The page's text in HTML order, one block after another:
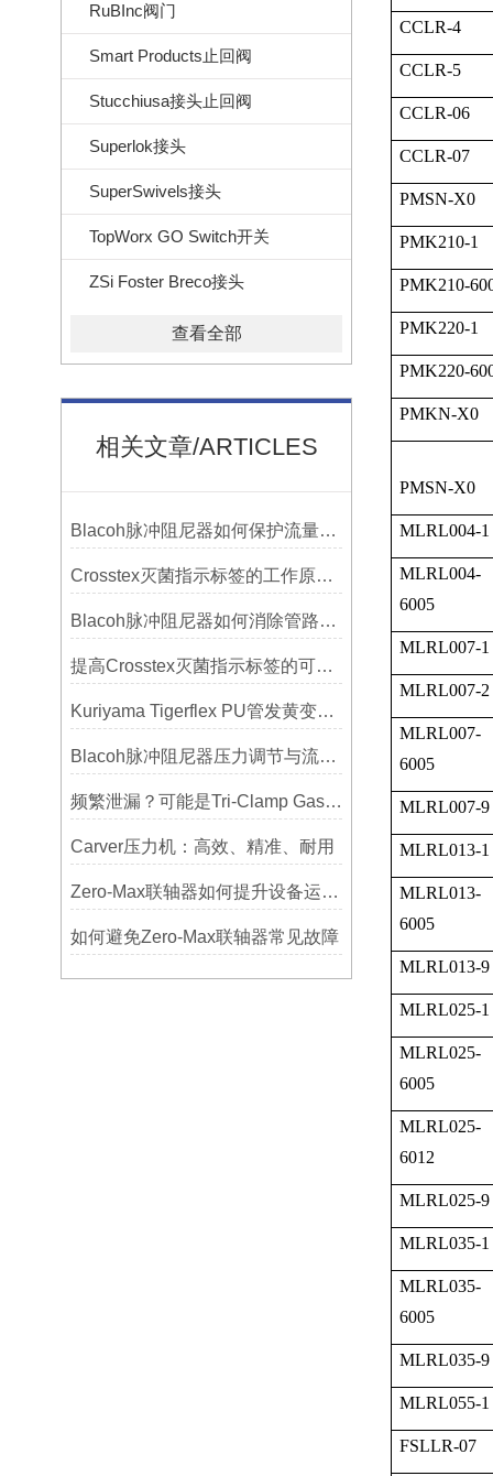
RuBInc阀门
Smart Products止回阀
Stucchiusa接头止回阀
Superlok接头
SuperSwivels接头
TopWorx GO Switch开关
ZSi Foster Breco接头
查看全部
相关文章/ARTICLES
Blacoh脉冲阻尼器如何保护流量计、压力开关和管路附件？
Crosstex灭菌指示标签的工作原理：变色反应机制详解
Blacoh脉冲阻尼器如何消除管路振动与噪音？
提高Crosstex灭菌指示标签的可见性和识别度的方法
Kuriyama Tigerflex PU管发黄变硬怎么办？
Blacoh脉冲阻尼器压力调节与流量匹配技巧
频繁泄漏？可能是Tri-Clamp Gasket垫圈安装的这5个误区导致的
Carver压力机：高效、精准、耐用
Zero-Max联轴器如何提升设备运行精度？
如何避免Zero-Max联轴器常见故障
CCLR-4
CCLR-5
CCLR-06
CCLR-07
PMSN-X0
PMK210-1
PMK210-
PMK220-1
PMK220-
PMKN-X0
PMSN-X0
MLRL004-1
MLRL004-
6005
MLRL007-1
MLRL007-2
MLRL007-
6005
MLRL007-9
MLRL013-1
MLRL013-
6005
MLRL013-9
MLRL025-1
MLRL025-
6005
MLRL025-
6012
MLRL025-9
MLRL035-1
MLRL035-
6005
MLRL035-9
MLRL055-1
FSLLR-07